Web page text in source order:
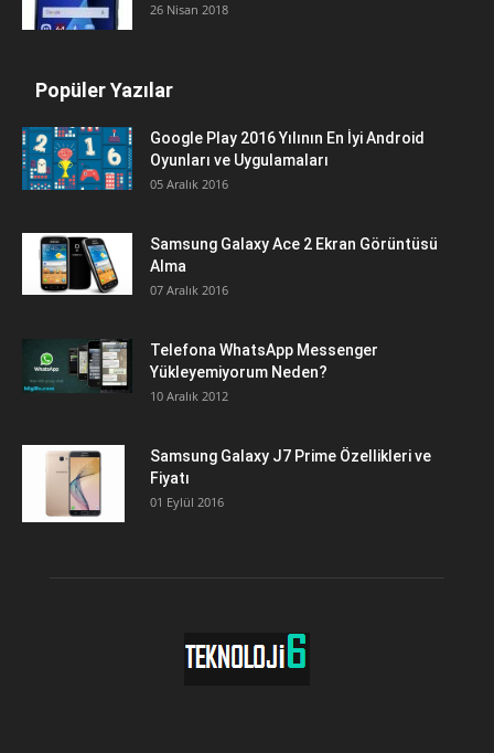
26 Nisan 2018
Popüler Yazılar
Google Play 2016 Yılının En İyi Android
Oyunları ve Uygulamaları
05 Aralık 2016
Samsung Galaxy Ace 2 Ekran Görüntüsü
Alma
07 Aralık 2016
Telefona WhatsApp Messenger
Yükleyemiyorum Neden?
10 Aralık 2012
Samsung Galaxy J7 Prime Özellikleri ve
Fiyatı
01 Eylül 2016